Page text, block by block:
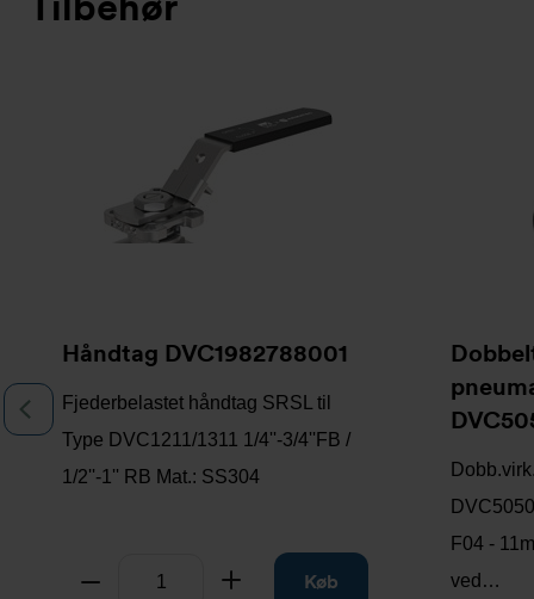
Håndtag DVC1982788001
Fjederbelastet håndtag SRSL til
Type DVC1211/1311 1/4''-3/4''FB /
1/2''-1'' RB Mat.: SS304
Tag fra Køb
F04 -
ved…
Previous